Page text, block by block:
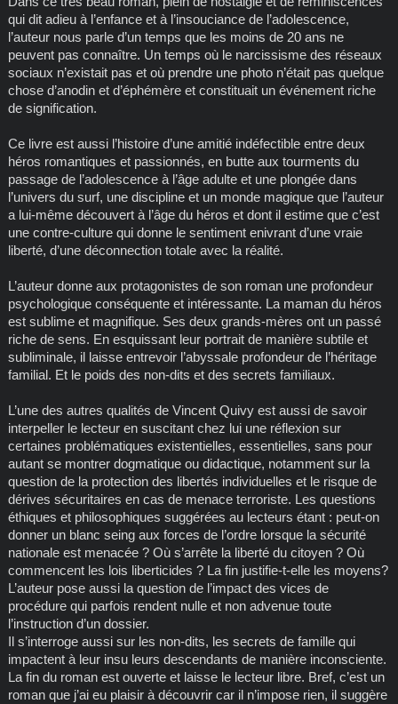
qui dit adieu à l’enfance et à l’insouciance de l’adolescence,
l’auteur nous parle d’un temps que les moins de 20 ans ne
peuvent pas connaître. Un temps où le narcissisme des réseaux
sociaux n’existait pas et où prendre une photo n’était pas quelque
chose d’anodin et d’éphémère et constituait un événement riche
de signification.
Ce livre est aussi l’histoire d’une amitié indéfectible entre deux
héros romantiques et passionnés, en butte aux tourments du
passage de l’adolescence à l’âge adulte et une plongée dans
l’univers du surf, une discipline et un monde magique que l’auteur
a lui-même découvert à l’âge du héros et dont il estime que c’est
une contre-culture qui donne le sentiment enivrant d’une vraie
liberté, d’une déconnection totale avec la réalité.
L’auteur donne aux protagonistes de son roman une profondeur
psychologique conséquente et intéressante. La maman du héros
est sublime et magnifique. Ses deux grands-mères ont un passé
riche de sens. En esquissant leur portrait de manière subtile et
subliminale, il laisse entrevoir l’abyssale profondeur de l’héritage
familial. Et le poids des non-dits et des secrets familiaux.
L’une des autres qualités de Vincent Quivy est aussi de savoir
interpeller le lecteur en suscitant chez lui une réflexion sur
certaines problématiques existentielles, essentielles, sans pour
autant se montrer dogmatique ou didactique, notamment sur la
question de la protection des libertés individuelles et le risque de
dérives sécuritaires en cas de menace terroriste. Les questions
éthiques et philosophiques suggérées au lecteurs étant : peut-on
donner un blanc seing aux forces de l’ordre lorsque la sécurité
nationale est menacée ? Où s’arrête la liberté du citoyen ? Où
commencent les lois liberticides ? La fin justifie-t-elle les moyens?
L’auteur pose aussi la question de l’impact des vices de
procédure qui parfois rendent nulle et non advenue toute
l’instruction d’un dossier.
Il s’interroge aussi sur les non-dits, les secrets de famille qui
impactent à leur insu leurs descendants de manière inconsciente.
La fin du roman est ouverte et laisse le lecteur libre. Bref, c’est un
roman que j’ai eu plaisir à découvrir car il n’impose rien, il suggère